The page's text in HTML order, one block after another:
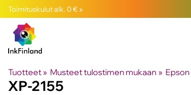
Toimituskulut alk. 0 € »
Tuotteet ‪» Musteet tulostimen mukaan ‪» Epson
XP-2155